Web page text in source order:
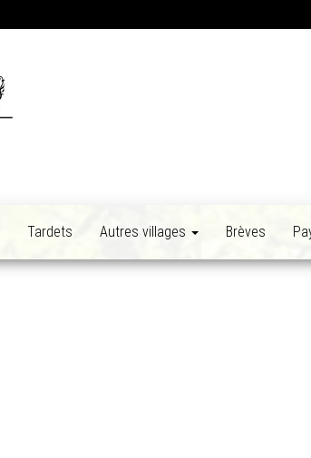
Tardets Autres villages Brèves